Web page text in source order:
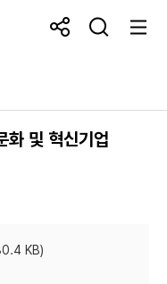
및 혁신기업
KB)